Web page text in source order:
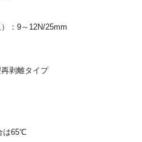
：9～12N/25mm
剥離タイプ
は65℃